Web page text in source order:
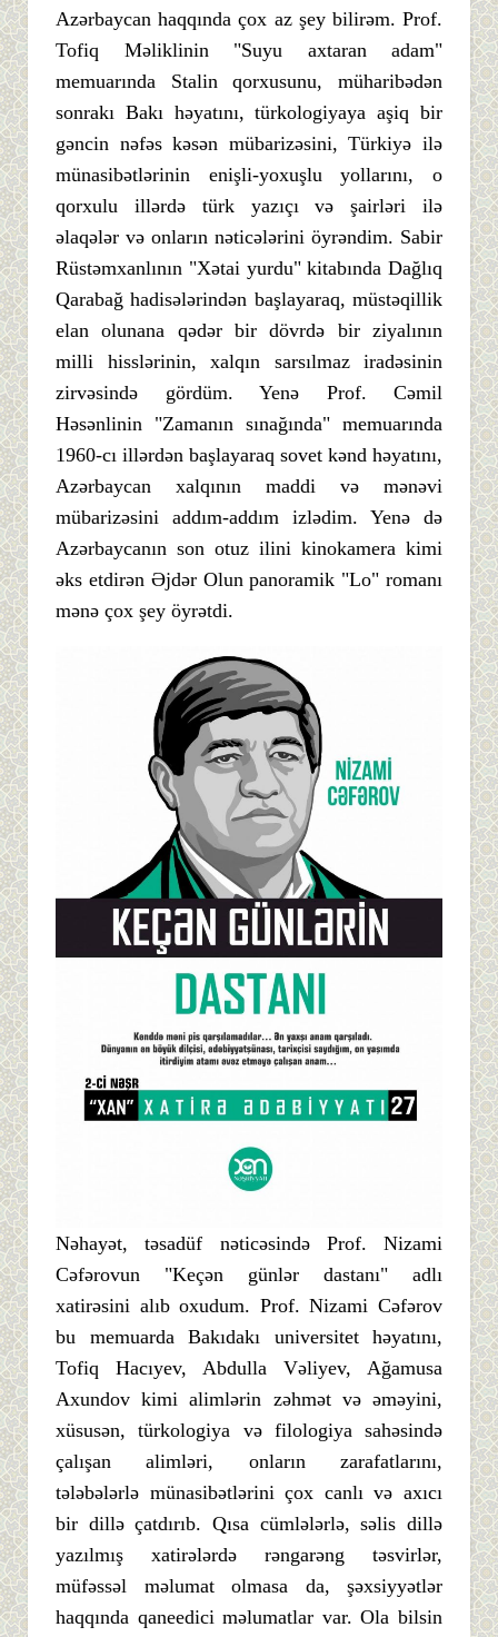
Azərbaycan haqqında çox az şey bilirəm. Prof.
Tofiq Məliklinin "Suyu axtaran adam"
memuarında Stalin qorxusunu, müharibədən
sonrakı Bakı həyatını, türkologiyaya aşiq bir
gəncin nəfəs kəsən mübarizəsini, Türkiyə ilə
münasibətlərinin enişli-yoxuşlu yollarını, o
qorxulu illərdə türk yazıçı və şairləri ilə
əlaqələr və onların nəticələrini öyrəndim. Sabir
Rüstəmxanlının "Xətai yurdu" kitabında Dağlıq
Qarabağ hadisələrindən başlayaraq, müstəqillik
elan olunana qədər bir dövrdə bir ziyalının
milli hisslərinin, xalqın sarsılmaz iradəsinin
zirvəsində gördüm. Yenə Prof. Cəmil
Həsənlinin "Zamanın sınağında" memuarında
1960-cı illərdən başlayaraq sovet kənd həyatını,
Azərbaycan xalqının maddi və mənəvi
mübarizəsini addım-addım izlədim. Yenə də
Azərbaycanın son otuz ilini kinokamera kimi
əks etdirən Əjdər Olun panoramik "Lo" romanı
mənə çox şey öyrətdi.
Nəhayət, təsadüf nəticəsində Prof. Nizami
Cəfərovun "Keçən günlər dastanı" adlı
xatirəsini alıb oxudum. Prof. Nizami Cəfərov
bu memuarda Bakıdakı universitet həyatını,
Tofiq Hacıyev, Abdulla Vəliyev, Ağamusa
Axundov kimi alimlərin zəhmət və əməyini,
xüsusən, türkologiya və filologiya sahəsində
çalışan alimləri, onların zarafatlarını,
tələbələrlə münasibətlərini çox canlı və axıcı
bir dillə çatdırıb. Qısa cümlələrlə, səlis dillə
yazılmış xatirələrdə rəngarəng təsvirlər,
müfəssəl məlumat olmasa da, şəxsiyyətlər
haqqında qaneedici məlumatlar var. Ola bilsin